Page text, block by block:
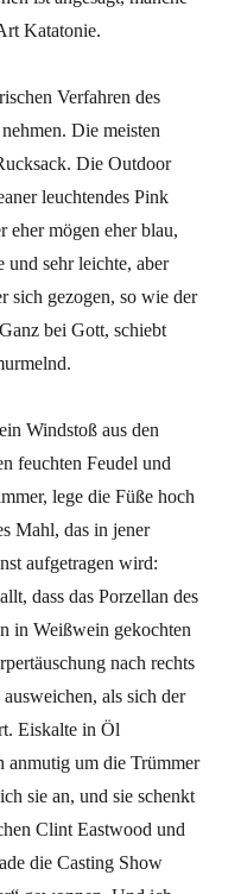
Katatonie.
Verfahren des
Die meisten
Die Outdoor
leuchtendes Pink
eher mögen eher blau,
und sehr leichte, aber
sich gezogen, so wie der
bei Gott, schiebt
Windstoß aus den
feuchten Feudel und
lege die Füße hoch
Mahl, das in jener
aufgetragen wird:
dass das Porzellan des
in Weißwein gekochten
nach rechts
als sich der
Eiskalte in Öl
anmutig um die Trümmer
sie an, und sie schenkt
Clint Eastwood und
die Casting Show